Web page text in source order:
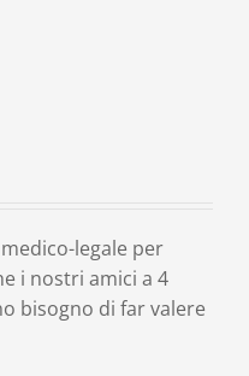
legale per
i nostri amici a 4
bisogno di far valere